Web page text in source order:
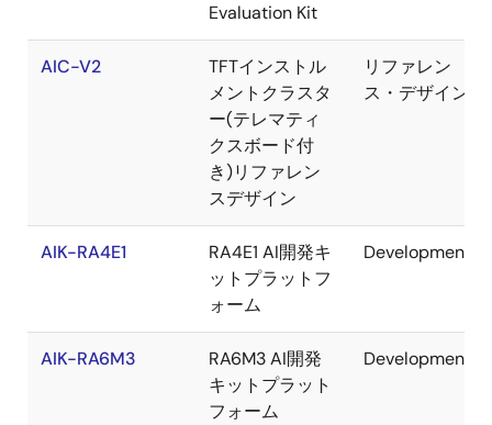
Evaluation Kit
AIC-V2
TFTインストル
メントクラスタ
ー(テレマティ
クスボード付
き)リファレン
スデザイン
リファレン
ス・デザイン
AIK-RA4E1
RA4E1 AI開発キ
ットプラットフ
ォーム
Development
AIK-RA6M3
RA6M3 AI開発
キットプラット
フォーム
Development